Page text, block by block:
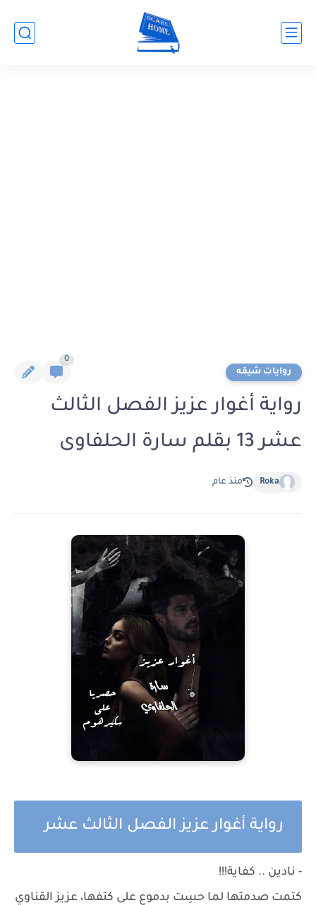
روايات شيقه
0
رواية أغوار عزيز الفصل الثالث
عشر 13 بقلم سارة الحلفاوى
Roka منذ عام
رواية أغوار عزيز الفصل الثالث عشر
- نادين .. كفاية!!!
كتمت صدمتها لما حسِت بدموع على كتفها، عزيز القناوي